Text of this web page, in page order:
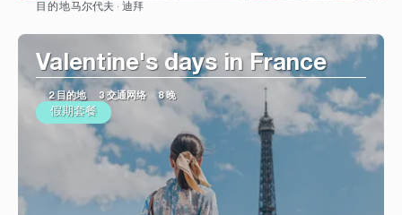
目的地马尔代夫 · 迪拜
Valentine's days in France
2 目的地 3 交通网络 8 晚
假期套餐